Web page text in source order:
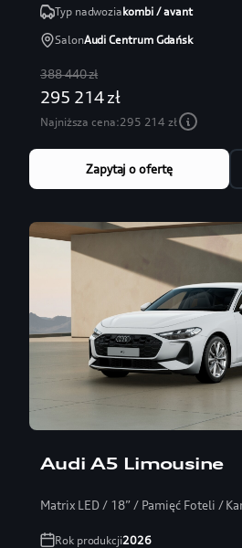
Typ nadwoziakombi / avant
SalonAudi Centrum Gdańsk
388 440 zł
295 214 zł
Najniższa cena:295 214 zł
Zapytaj o ofertę
Audi A5 Limousine
Matrix LED / 18” / Pamięć Foteli /
Rok produkcji2026